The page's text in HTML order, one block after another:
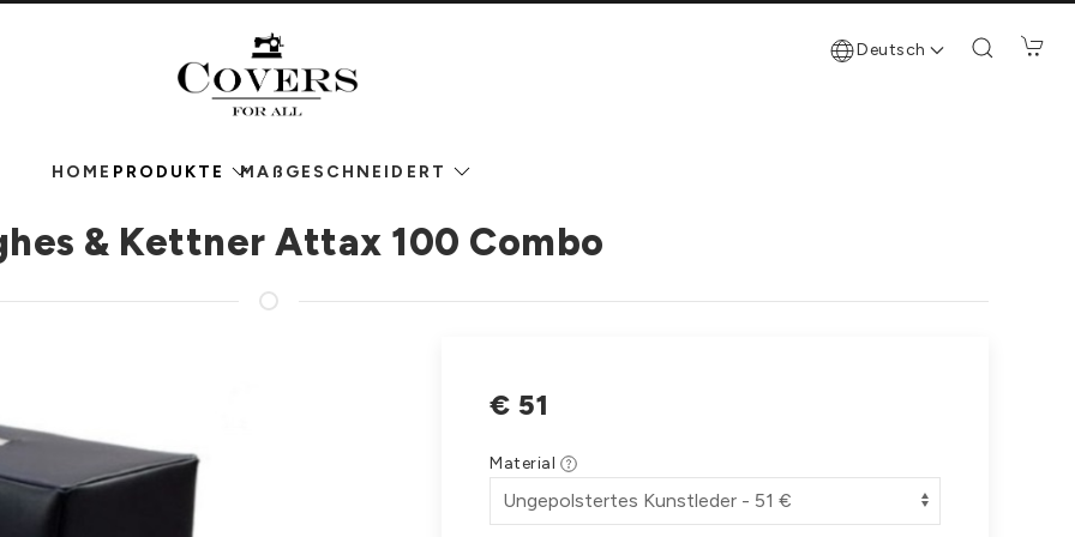
Deutsch
HOME PRODUKTE MAßGESCHNEIDERT
& Kettner Attax 100 Combo
€ 51
Material